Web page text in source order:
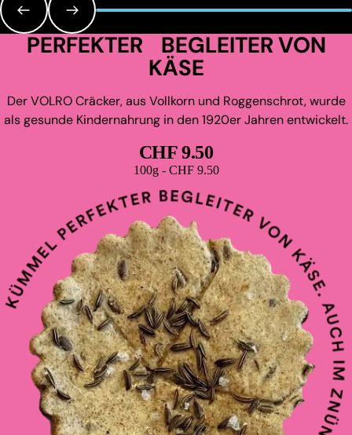
PERFEKTER BEGLEITER VON
KÄSE
Der VOLRO Cräcker, aus Vollkorn und Roggenschrot, wurde
als gesunde Kindernahrung in den 1920er Jahren entwickelt.
CHF 9.50
Grundpreis
100g - CHF 9.50